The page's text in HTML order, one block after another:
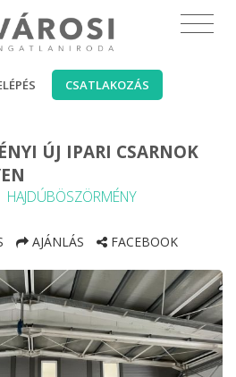
CSATLAKOZÁS
ÚJ IPARI CSARNOK
HAJDÚBÖSZÖRMÉNY
AJÁNLÁS FACEBOOK